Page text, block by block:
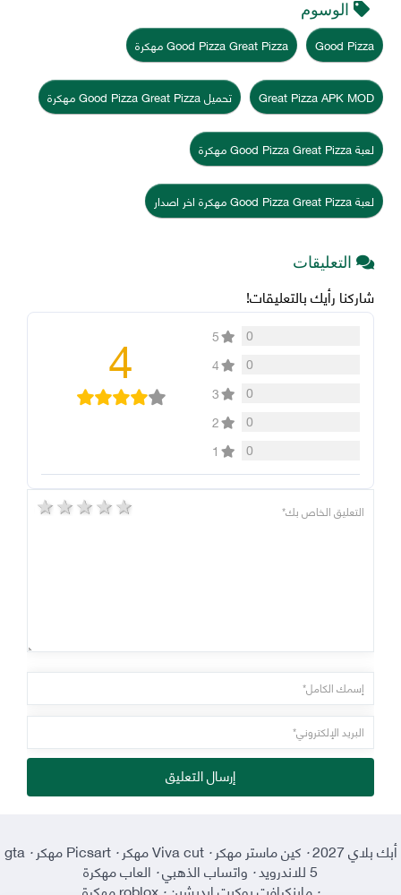
الوسوم
Good Pizza Good Pizza Great Pizza مهكرة
Great Pizza APK MOD تحميل Good Pizza Great Pizza مهكرة
لعبة Good Pizza Great Pizza مهكرة
لعبة Good Pizza Great Pizza مهكرة اخر اصدار
التعليقات
شاركنا رأيك بالتعليقات!
0
5
0
4
0
3
0
2
0
1
4
5 stars 4 stars 3 stars 2 stars 1 star
إرسال التعليق
أبك بلاي 2027 · كين ماستر مهكر·Viva cut مهكر ·Picsart مهكر ·
gta
5 للاندرويد ·واتساب الذهبي· العاب مهكرة